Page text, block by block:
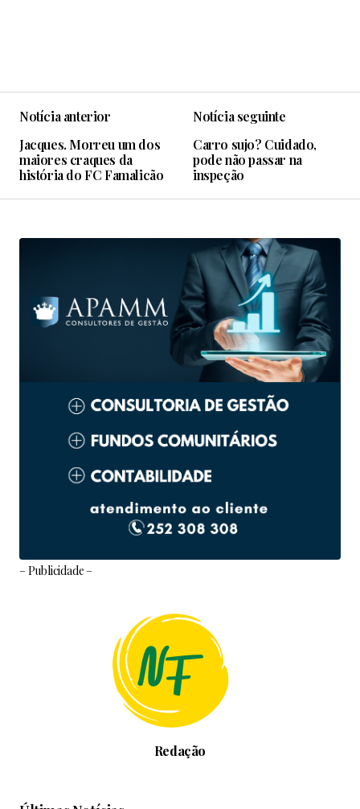
Notícia anterior
Jacques. Morreu um dos
maiores craques da
história do FC Famalicão
Notícia seguinte
Carro sujo? Cuidado,
pode não passar na
inspeção
– Publicidade –
Redação